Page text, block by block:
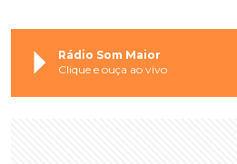
Rádio Som Maior
Clique e ouça ao vivo